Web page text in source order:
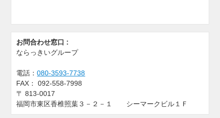
お問合わせ窓口 :
ならっきいグループ
電話：080-3593-7738
FAX：
092-558-7998
〒813-0017
福岡市東区香椎照葉３－２－１ シーマークビル１Ｆ